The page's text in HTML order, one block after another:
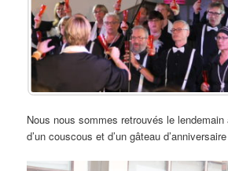
Nous nous sommes retrouvés le lendemain
d’un couscous et d’un gâteau